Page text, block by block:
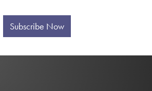
Subscribe Now